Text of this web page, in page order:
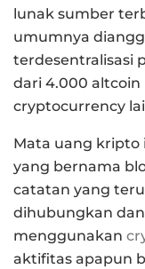
lunak sumber
umumnya
terdesentralisasi
dari 4.000
cryptocurrency
Mata uang kripto
yang bernama
catatan yang
dihubungkan
menggunakan
aktifitas apapun